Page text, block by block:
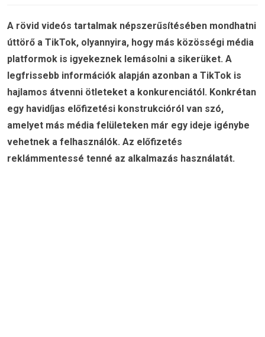
A rövid videós tartalmak népszerűsítésében mondhatni
úttörő a TikTok, olyannyira, hogy más közösségi média
platformok is igyekeznek lemásolni a sikerüket. A
legfrissebb információk alapján azonban a TikTok is
hajlamos átvenni ötleteket a konkurenciától. Konkrétan
egy havidíjas előfizetési konstrukcióról van szó,
amelyet más média felületeken már egy ideje igénybe
vehetnek a felhasználók. Az előfizetés
reklámmentessé tenné az alkalmazás használatát.